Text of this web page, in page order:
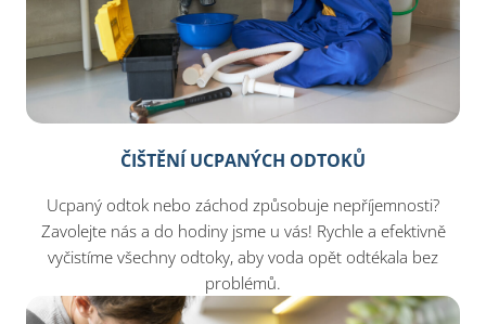
ČIŠTĚNÍ UCPANÝCH ODTOKŮ
Ucpaný odtok nebo záchod způsobuje nepříjemnosti?
Zavolejte nás a do hodiny jsme u vás! Rychle a efektivně
vyčistíme všechny odtoky, aby voda opět odtékala bez
problémů.